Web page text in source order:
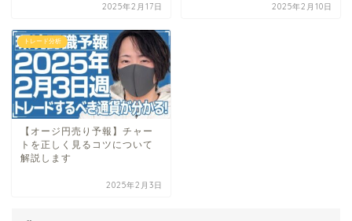
2025年2月17日 2025年2月10日
トレード分析
【オージ円売り予報】チャー
トを正しく見るコツについて
解説します
2025年2月3日